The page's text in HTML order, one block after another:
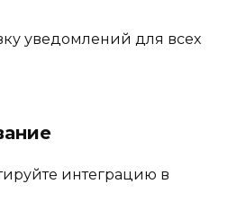
уведомлений для всех
интеграцию в